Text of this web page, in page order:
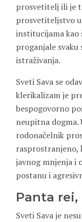
prosvetitelj ili je
prosvetiteljstvo
institucijama kao
proganjale svaku
istraživanja.
Sveti Sava se
klerikalizam je
bespogovorno
neupitna dogma.
rodonačelnik
rasprostranjeno,
javnog mnjenja i
postanu i
Panta
Sveti Sava je